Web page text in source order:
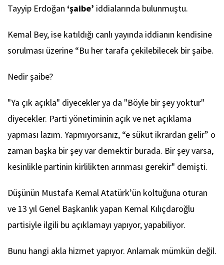
Tayyip Erdoğan ‘şaibe’ iddialarında bulunmuştu.
Kemal Bey, ise katıldığı canlı yayında iddianın kendisine
sorulması üzerine “Bu her tarafa çekilebilecek bir şaibe.
Nedir şaibe?
"Ya çık açıkla" diyecekler ya da "Böyle bir şey yoktur"
diyecekler. Parti yönetiminin açık ve net açıklama
yapması lazım. Yapmıyorsanız, “e sükut ikrardan gelir” o
zaman başka bir şey var demektir burada. Bir şey varsa,
kesinlikle partinin kirlilikten arınması gerekir" demişti.
Düşünün Mustafa Kemal Atatürk’ün koltuğuna oturan
ve 13 yıl Genel Başkanlık yapan Kemal Kılıçdaroğlu
partisiyle ilgili bu açıklamayı yapıyor, yapabiliyor.
Bunu hangi akla hizmet yapıyor. Anlamak mümkün değil.